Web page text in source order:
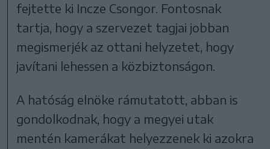
fejtette ki Incze Csongor. Fontosnak
tartja, hogy a szervezet tagjai jobban
megismerjék az ottani helyzetet, hogy
javítani lehessen a közbiztonságon.
A hatóság elnöke rámutatott, abban is
gondolkodnak, hogy a megyei utak
mentén kamerákat helyezzenek ki azokra